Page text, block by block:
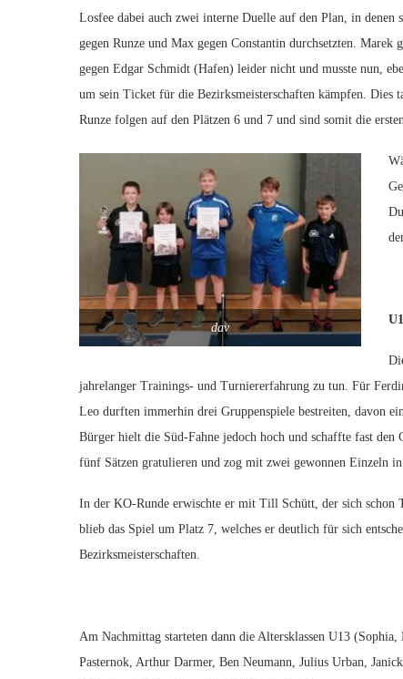
Losfee dabei auch zwei interne Duelle auf den Plan, in denen
gegen Runze und Max gegen Constantin durchsetzten. Marek
gegen Edgar Schmidt (Hafen) leider nicht und musste nun,
um sein Ticket für die Bezirksmeisterschaften kämpfen. Dies
Runze folgen auf den Plätzen 6 und 7 und sind somit die
dav
jahrelanger Trainings- und Turniererfahrung zu tun. Für
Leo durften immerhin drei Gruppenspiele bestreiten, davon
Bürger hielt die Süd-Fahne jedoch hoch und schaffte fast
fünf Sätzen gratulieren und zog mit zwei gewonnen Einzeln in
In der KO-Runde erwischte er mit Till Schütt, der sich schon
blieb das Spiel um Platz 7, welches er deutlich für sich
Bezirksmeisterschaften.
Am Nachmittag starteten dann die Altersklassen U13
Pasternok, Arthur Darmer, Ben Neumann, Julius Urban,